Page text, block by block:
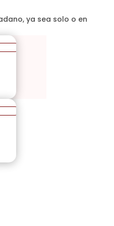
ya sea solo o en